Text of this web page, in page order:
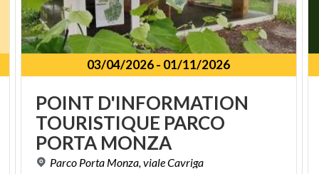
En journée
Difficulté : moyennement facile
Longueur : 62 km
Routes : 100 % goudronnées
Vélos : de tourisme à vitesses et de course
Quand : de mars à novembre
Mood : reposant
03/04/2026- 01/11/2026
POINT D'INFORMATION
TOURISTIQUE PARCO
PORTA MONZA
Parco Porta Monza, vialeCavriga